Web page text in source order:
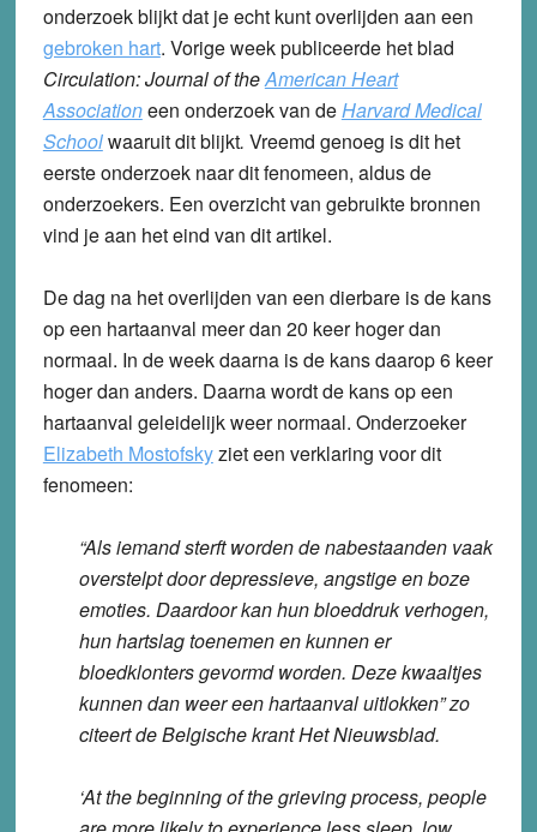
onderzoek blijkt dat je echt kunt overlijden aan een
gebroken hart. Vorige week publiceerde het blad
Circulation: Journal of theAmerican Heart
Associationeen onderzoek van deHarvard Medical
Schoolwaaruit dit blijkt. Vreemd genoeg is dit het
eerste onderzoek naar dit fenomeen, aldus de
onderzoekers. Een overzicht van gebruikte bronnen
vind je aan het eind van dit artikel.
De dag na het overlijden van een dierbare is de kans
op een hartaanval meer dan 20 keer hoger dan
normaal. In de week daarna is de kans daarop 6 keer
hoger dan anders. Daarna wordt de kans op een
hartaanval geleidelijk weer normaal. Onderzoeker
Elizabeth Mostofskyziet een verklaring voor dit
fenomeen:
“Als iemand sterft worden de nabestaanden vaak
overstelpt door depressieve, angstige en boze
emoties. Daardoor kan hun bloeddruk verhogen,
hun hartslag toenemen en kunnen er
bloedklonters gevormd worden. Deze kwaaltjes
kunnen dan weer een hartaanval uitlokken” zo
citeert de Belgische krant Het Nieuwsblad.
‘At the beginning of the grieving process, people